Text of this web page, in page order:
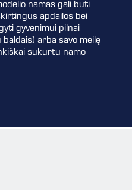
namas gali būti
apdailos bei
gyvenimui pilnai
arba savo meilę
sukurtu namo